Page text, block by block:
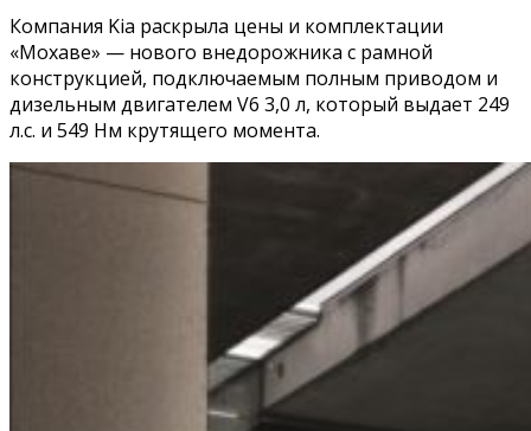
Компания Kia раскрыла цены и комплектации
«Мохаве» — нового внедорожника с рамной
конструкцией, подключаемым полным приводом и
дизельным двигателем V6 3,0 л, который выдает 249
л.с. и 549 Нм крутящего момента.